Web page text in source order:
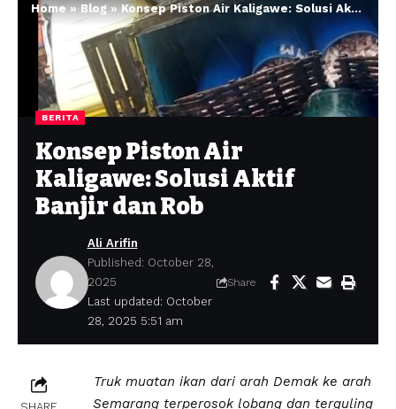
Home»Blog »Konsep Piston Air Kaligawe: Solusi Aktif Banjir dan Rob
BERITA
Konsep Piston Air
Kaligawe: Solusi Aktif
Banjir dan Rob
Last updated: October
28, 2025 5:51 am
Ali Arifin
Published: October 28,
2025
Share
Truk muatan ikan dari arah Demak ke arah
Semarang terperosok lobang dan terguling